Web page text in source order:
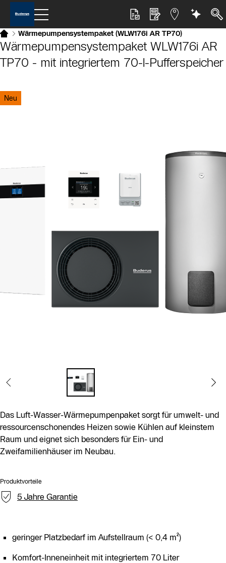
Wärmepumpensystempaket (WLW176i AR TP70)
Slider Bildergalerie
Slider Überspringen
Wärmepumpensystempaket WLW176i AR
TP70 - mit integriertem 70-l-Pufferspeicher
Neu
Das Luft-Wasser-Wärmepumpenpaket sorgt für umwelt- und
ressourcenschonendes Heizen sowie Kühlen auf kleinstem
Raum und eignet sich besonders für Ein- und
Zweifamilienhäuser im Neubau.
Produktvorteile
5 Jahre Garantie
geringer Platzbedarf im Aufstellraum (< 0,4 m²)
Komfort-Inneneinheit mit integriertem 70 Liter